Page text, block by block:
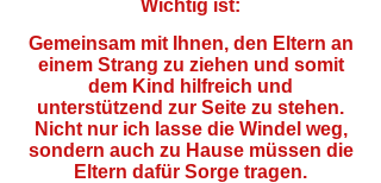
Wichtig ist:
Gemeinsam mit Ihnen, den Eltern an
einem Strang zu ziehen und somit
dem Kind hilfreich und
unterstützend zur Seite zu stehen.
Nicht nur ich lasse die Windel weg,
sondern auch zu Hause müssen die
Eltern dafür Sorge tragen.